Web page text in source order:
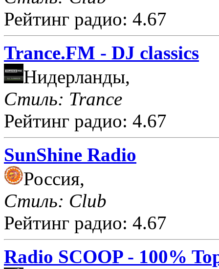
Рейтинг радио: 4.67
Trance.FM - DJ classics
Нидерланды,
Стиль: Trance
Рейтинг радио: 4.67
SunShine Radio
Россия,
Стиль: Club
Рейтинг радио: 4.67
Radio SCOOP - 100%